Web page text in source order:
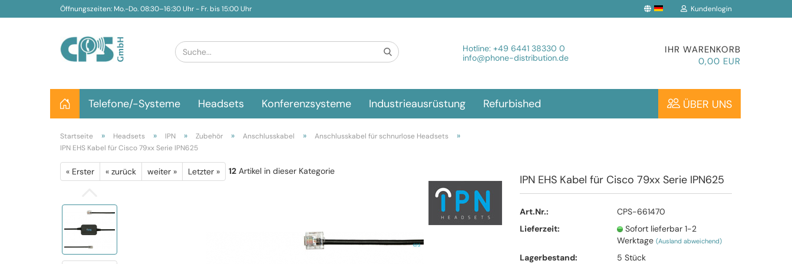
Öffnungszeiten: Mo.-Do. 08:30–16:30 Uhr - Fr. bis 15:00 Uhr Kundenlogin
Konto erstellen
Passwort vergessen?
Hotline: +49 6441 38330 0
info@phone-distribution.de
IHR WARENKORB
0,00 EUR
Telefone/-Systeme Headsets Konferenzsysteme Industrieausrüstung Refurbished ÜBER UNS
Startseite » Headsets » IPN » Zubehör » Anschlusskabel » Anschlusskabel für schnurlose Headsets »
IPN EHS Kabel für Cisco 79xx Serie IPN625
« Erster « zurück weiter » Letzter » 12 Artikel in dieser Kategorie
IPN EHS Kabel für Cisco 79xx Serie IPN625
Art.Nr.:
CPS-661470
Lieferzeit:
Sofort lieferbar 1-2
Werktage (Ausland abweichend)
Lagerbestand: 5 Stück